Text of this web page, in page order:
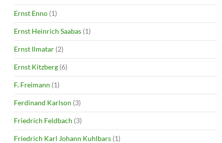
Ernst Enno (1)
Ernst Heinrich Saabas (1)
Ernst Ilmatar (2)
Ernst Kitzberg (6)
F. Freimann (1)
Ferdinand Karlson (3)
Friedrich Feldbach (3)
Friedrich Karl Johann Kuhlbars (1)